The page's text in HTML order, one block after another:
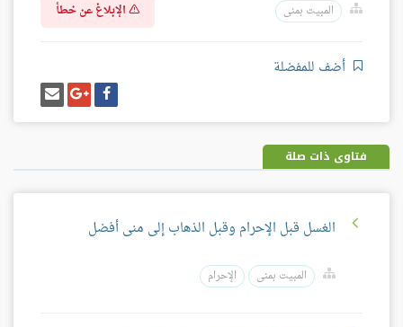
المبيت بمنى الإبلاغ عن خطأ
أضف للمفضلة
شارك
على
فيسبوك
شارك
على
غوغل
بلس
إرسل
إيميل
فتاوى ذات صلة
الغسل قبل الإحرام وقبل الذهاب إلى منى أفضل
المبيت بمنى الإحرام